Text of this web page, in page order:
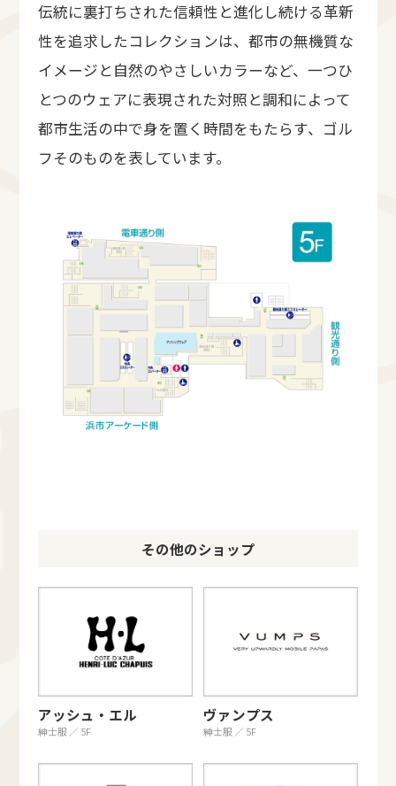
伝統に裏打ちされた信頼性と進化し続ける革新
性を追求したコレクションは、都市の無機質な
イメージと自然のやさしいカラーなど、一つひ
とつのウェアに表現された対照と調和によって
都市生活の中で身を置く時間をもたらす、ゴル
フそのものを表しています。
その他のショップ
アッシュ・エル
紳士服 ／ 5F
ヴァンプス
紳士服 ／ 5F